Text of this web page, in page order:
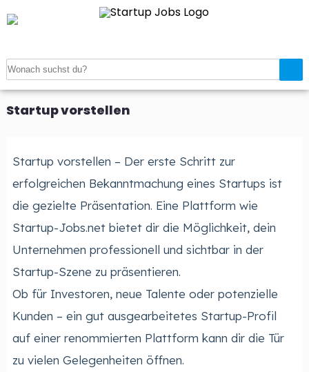
Startup vorstellen
Startup vorstellen – Der erste Schritt zur
erfolgreichen Bekanntmachung eines Startups ist
die gezielte Präsentation. Eine Plattform wie
Startup-Jobs.net bietet dir die Möglichkeit, dein
Unternehmen professionell und sichtbar in der
Startup-Szene zu präsentieren.
Ob für Investoren, neue Talente oder potenzielle
Kunden – ein gut ausgearbeitetes Startup-Profil
auf einer renommierten Plattform kann dir die Tür
zu vielen Gelegenheiten öffnen.